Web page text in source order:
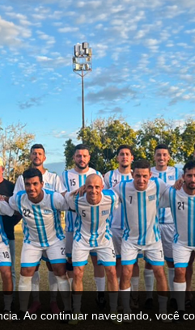
Ao continuar navegando, você